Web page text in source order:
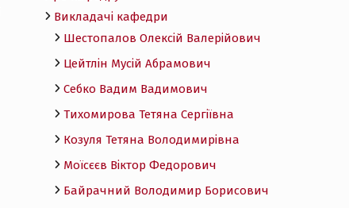
Викладачі кафедри
Шестопалов Олексій Валерійович
Цейтлін Мусій Абрамович
Себко Вадим Вадимович
Тихомирова Тетяна Сергіївна
Козуля Тетяна Володимирівна
Моїсєєв Віктор Федорович
Байрачний Володимир Борисович